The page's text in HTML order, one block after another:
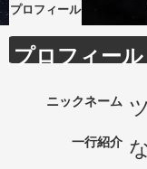
プロフィール
プロフィール
ニックネーム
一行紹介